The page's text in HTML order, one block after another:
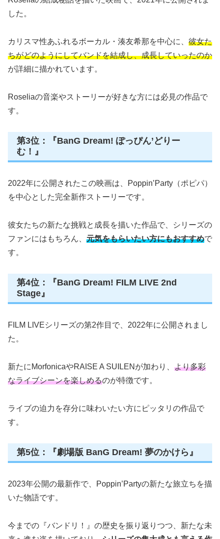
した。
カリスマ性あふれるボーカル・湊友希那を中心に、 彼女た
ちがどのようにしてバンドを結成し、成長していったのか
が詳細に描かれています。
Roseliaの音楽やストーリーが好きな方には必見の作品で
す。
第3位：『BanG Dream! ぽっぴん’どりー
む！』
2022年に公開されたこの映画は、Poppin’Party（ポピパ）
を中心とした完全新作ストーリーです。
彼女たちの新たな挑戦と成長を描いた作品で、シリーズの
ファンにはもちろん、 元気をもらいたい方にもおすすめで
す。
第4位：『BanG Dream! FILM LIVE 2nd
Stage』
FILM LIVEシリーズの第2作目で、2022年に公開されまし
た。
新たにMorfonicaやRAISE A SUILENが加わり、 より多彩
なライブシーンを楽しめるのが特徴です。
ライブの迫力を存分に味わいたい方にピッタリの作品で
す。
第5位：『劇場版 BanG Dream! 夢のかけら』
2023年公開の最新作で、Poppin’Partyの新たな旅立ちを描
いた物語です。
今までの『バンドリ！』の歴史を振り返りつつ、新たな未